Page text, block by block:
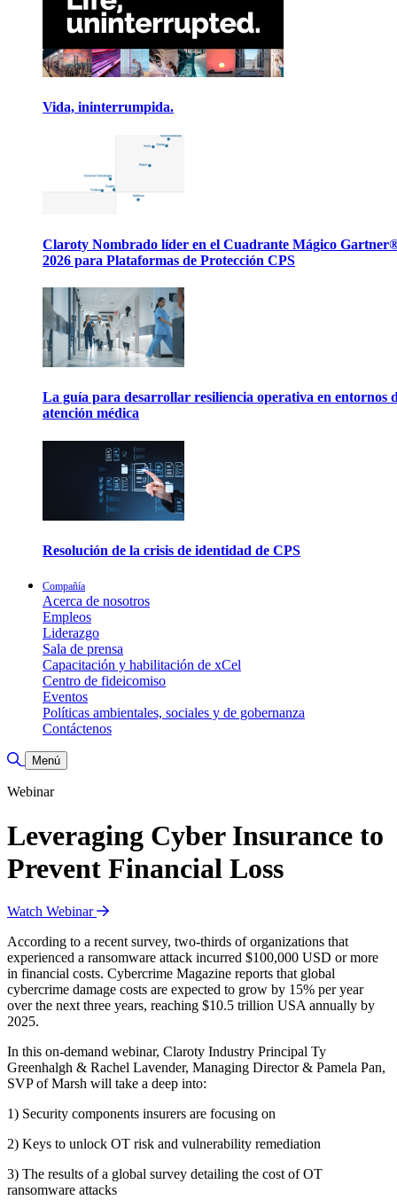
Vida, ininterrumpida.
Claroty Nombrado líder en el Cuadrante Mágico
2026 para Plataformas de Protección CPS
La guía para desarrollar resiliencia operativa en entornos
atención médica
Resolución de la crisis de identidad de CPS
Compañía
Acerca de nosotros
Empleos
Liderazgo
Sala de prensa
Capacitación y habilitación de xCel
Centro de fideicomiso
Eventos
Políticas ambientales, sociales y de gobernanza
Contáctenos
Alternar búsqueda
Menú
Webinar
Leveraging Cyber Insurance to
Prevent Financial Loss
Watch Webinar
According to a recent survey, two-thirds of organizations that
experienced a ransomware attack incurred $100,000 USD or more
in financial costs. Cybercrime Magazine reports that global
cybercrime damage costs are expected to grow by 15% per year
over the next three years, reaching $10.5 trillion USA annually by
2025.
In this on-demand webinar, Claroty Industry Principal Ty
Greenhalgh & Rachel Lavender, Managing Director & Pamela Pan,
SVP of Marsh will take a deep into:
1) Security components insurers are focusing on
2) Keys to unlock OT risk and vulnerability remediation
3) The results of a global survey detailing the cost of OT
ransomware attacks